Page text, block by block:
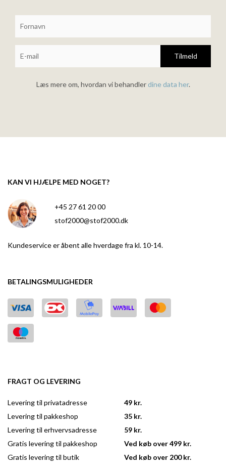
Tilmeld
Læs mere om, hvordan vi behandlerdine data her.
KAN VI HJÆLPE MED NOGET?
+45 27 61 20 00
stof2000@stof2000.dk
Kundeservice er åbent alle hverdage fra kl. 10-14.
BETALINGSMULIGHEDER
FRAGT OG LEVERING
Levering til privatadresse
Levering til pakkeshop
Levering til erhvervsadresse
Gratis levering til pakkeshop
Gratis levering til butik
49 kr.
35 kr.
59 kr.
Ved køb over 499 kr.
Ved køb over 200 kr.